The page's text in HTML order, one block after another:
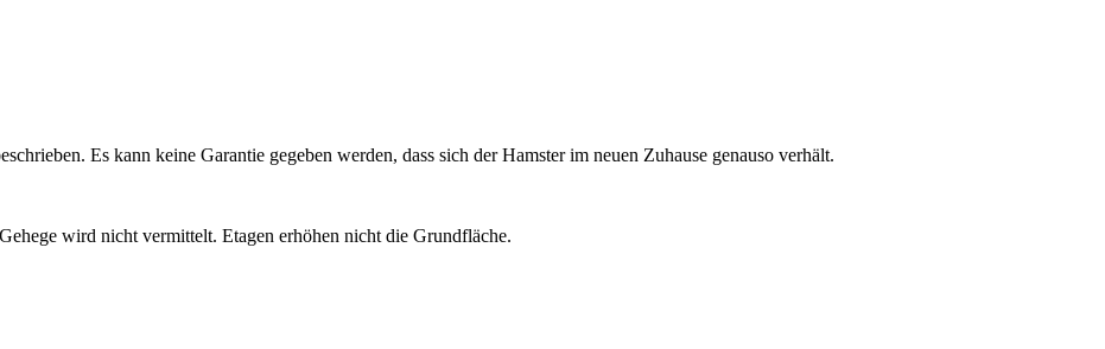
Es kann keine Garantie gegeben werden, dass sich der Hamster im neuen Zuhause genauso verhält.
wird nicht vermittelt. Etagen erhöhen nicht die Grundfläche.